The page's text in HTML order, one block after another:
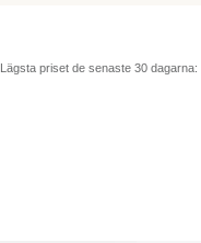
Lägsta priset de senaste 30 dagarna: